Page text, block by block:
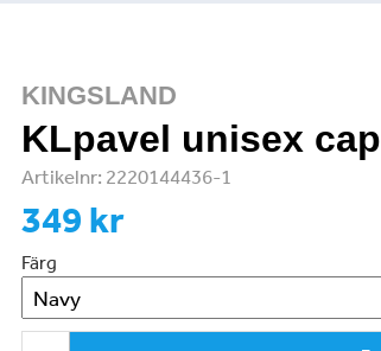
KINGSLAND
KLpavel unisex cap
Artikelnr: 2220144436-1
349 kr
Färg